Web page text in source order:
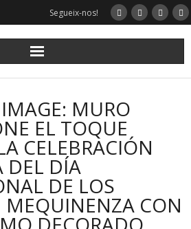
Segueix-nos!
MURO
EL TOQUE
CELEBRACIÓN
DEL DÍA
DE LOS
MEQUINENZA CON